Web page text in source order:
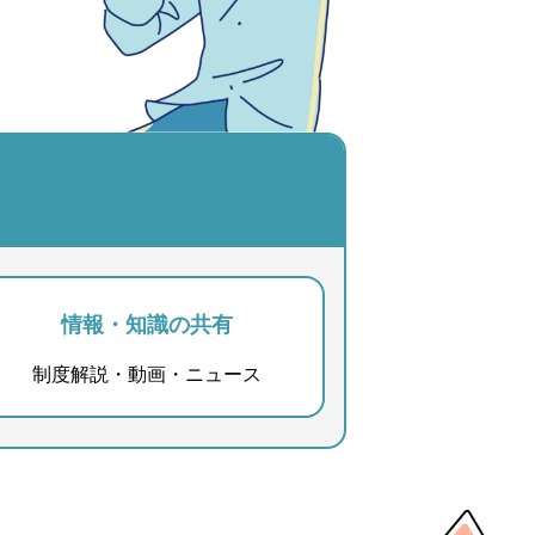
情報・知識の共有
制度解説・動画・ニュース